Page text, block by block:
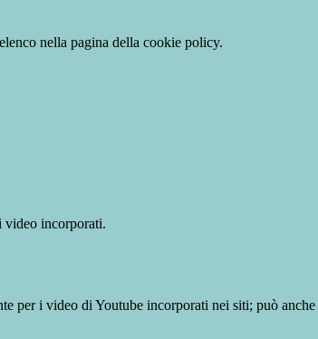
nella pagina della cookie policy.
video incorporati.
per i video di Youtube incorporati nei siti; può